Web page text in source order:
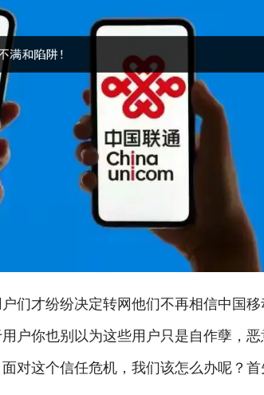
们才纷纷决定转网他们不再相信中国
户你也别以为这些用户只是自作孽，
对这个信任危机，我们该怎么办呢？